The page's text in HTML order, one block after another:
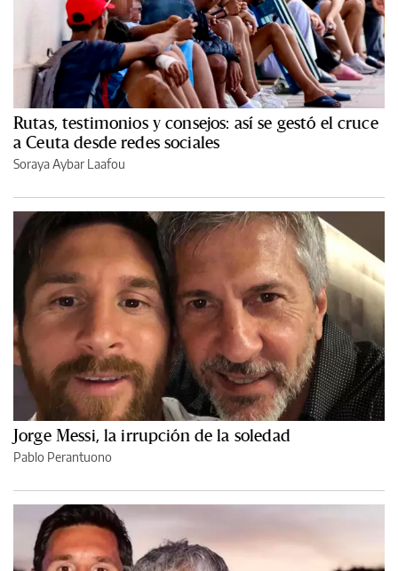
Rutas, testimonios y consejos: así se gestó el cruce
a Ceuta desde redes sociales
Soraya Aybar Laafou
Jorge Messi, la irrupción de la soledad
Pablo Perantuono